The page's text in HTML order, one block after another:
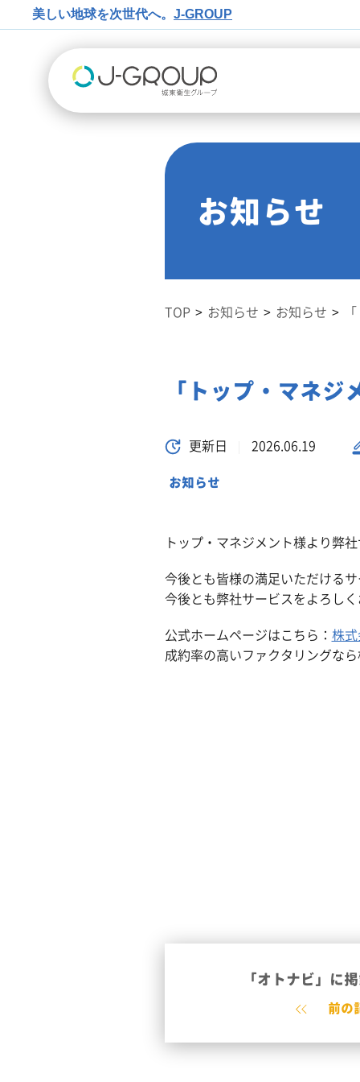
美しい地球を次世代へ。 J-GROUP
お知らせ
TOP お知らせ お知らせ
「トップ・マネジ
更新日 2026.06.19
お知らせ
トップ・マネジメント様より弊
今後とも皆様の満足いただける
今後とも弊社サービスをよろし
公式ホームページはこちら： 株式
成約率の高いファクタリングな
「オトナビ」に
前の